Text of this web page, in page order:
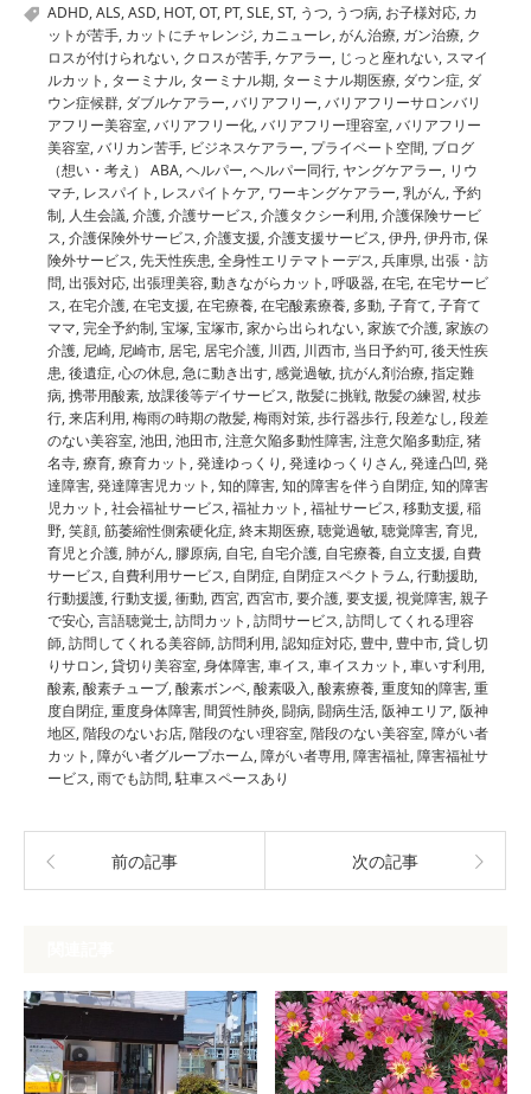
ADHD,ALS,ASD, HOT,OT, PT,SLE,ST, うつ, うつ病, お子様対応, カ
ットが苦手, カットにチャレンジ, カニューレ,がん治療, ガン治療, ク
ロスが付けられない, クロスが苦手,ケアラー, じっと座れない, スマイ
ルカット , ターミナル, ターミナル期, ターミナル期医療, ダウン症, ダ
ウン症候群, ダブルケアラー,バリアフリー,バリアフリーサロンバリ
アフリー美容室,バリアフリー化,バリアフリー理容室,バリアフリー
美容室,バリカン苦手, ビジネスケアラー, プライベート空間, ブログ
（想い・考え） ABA,ヘルパー,ヘルパー同行, ヤングケアラー, リウ
マチ, レスパイト , レスパイトケア, ワーキングケアラー,乳がん,予約
制, 人生会議,介護,介護サービス,介護タクシー利用,介護保険サービ
ス,介護保険外サービス,介護支援,介護支援サービス,伊丹,伊丹市,保
険外サービス, 先天性疾患,全身性エリテマトーデス,兵庫県,出張・訪
問,出張対応,出張理美容,動きながらカット ,呼吸器,在宅,在宅サービ
ス,在宅介護,在宅支援,在宅療養,在宅酸素療養, 多動,子育て,子育て
ママ,完全予約制,宝塚,宝塚市,家から出られない,家族で介護,家族の
介護, 尼崎, 尼崎市, 居宅, 居宅介護, 川西, 川西市, 当日予約可,後天性疾
患,後遺症,心の休息,急に動き出す,感覚過敏,抗がん剤治療,指定難
病,携帯用酸素,放課後等デイサービス,散髪に挑戦,散髪の練習,杖歩
行,来店利用,梅雨の時期の散髪,梅雨対策,歩行器歩行,段差なし,段差
のない美容室,池田,池田市,注意欠陥多動性障害,注意欠陥多動症,猪
名寺,療育,療育カット ,発達ゆっくり ,発達ゆっくりさん,発達凸凹,発
達障害,発達障害児カット ,知的障害,知的障害を伴う自閉症,知的障害
児カット ,社会福祉サービス,福祉カット ,福祉サービス,移動支援,稲
野,笑顔,筋萎縮性側索硬化症,終末期医療,聴覚過敏,聴覚障害,育児,
育児と介護, 肺がん, 膠原病, 自宅, 自宅介護, 自宅療養, 自立支援, 自費
サービス, 自費利用サービス, 自閉症, 自閉症スペクトラム,行動援助,
行動援護,行動支援,衝動,西宮,西宮市,要介護,要支援,視覚障害,親子
で安心,言語聴覚士,訪問カット ,訪問サービス,訪問してくれる理容
師,訪問してくれる美容師,訪問利用,認知症対応, 豊中, 豊中市,貸し切
りサロン,貸切り美容室,身体障害,車イス,車イスカット ,車いす利用,
酸素,酸素チューブ,酸素ボンベ,酸素吸入,酸素療養,重度知的障害,重
度自閉症,重度身体障害,間質性肺炎,闘病,闘病生活,阪神エリア,阪神
地区,階段のないお店,階段のない理容室,階段のない美容室,障がい者
カット ,障がい者グループホーム,障がい者専用,障害福祉,障害福祉サ
ービス,雨でも訪問,駐車スペースあり
前の記事 次の記事